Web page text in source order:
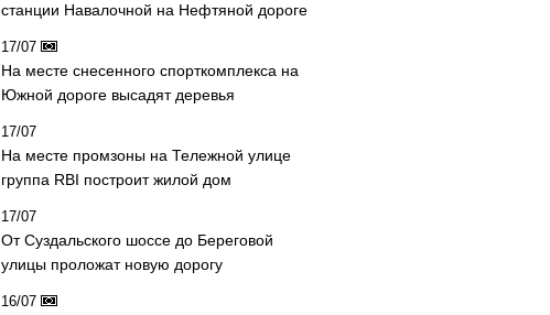
станции Навалочной на Нефтяной дороге
17/07
На месте снесенного спорткомплекса на
Южной дороге высадят деревья
17/07
На месте промзоны на Тележной улице
группа RBI построит жилой дом
17/07
От Суздальского шоссе до Береговой
улицы проложат новую дорогу
16/07